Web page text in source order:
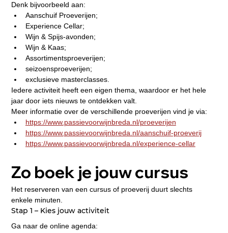
Denk bijvoorbeeld aan:
Aanschuif Proeverijen;
Experience Cellar;
Wijn & Spijs-avonden;
Wijn & Kaas;
Assortimentsproeverijen;
seizoensproeverijen;
exclusieve masterclasses.
Iedere activiteit heeft een eigen thema, waardoor er het hele
jaar door iets nieuws te ontdekken valt.
Meer informatie over de verschillende proeverijen vind je via:
https://www.passievoorwijnbreda.nl/proeverijen
https://www.passievoorwijnbreda.nl/aanschuif-proeverij
https://www.passievoorwijnbreda.nl/experience-cellar
Zo boek je jouw cursus
Het reserveren van een cursus of proeverij duurt slechts
enkele minuten.
Stap 1 – Kies jouw activiteit
Ga naar de online agenda: